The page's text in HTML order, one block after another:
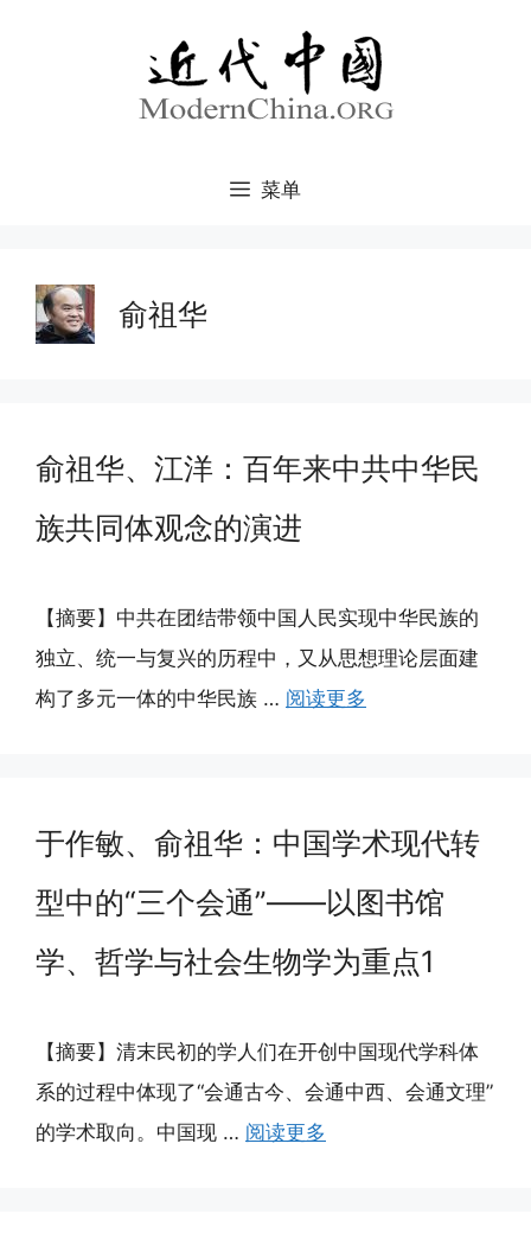
菜单
俞祖华
俞祖华、江洋：百年来中共中华民
族共同体观念的演进
【摘要】中共在团结带领中国人民实现中华民族的
独立、统一与复兴的历程中，又从思想理论层面建
构了多元一体的中华民族 … 阅读更多
于作敏、俞祖华：中国学术现代转
型中的“三个会通”——以图书馆
学、哲学与社会生物学为重点1
【摘要】清末民初的学人们在开创中国现代学科体
系的过程中体现了“会通古今、会通中西、会通文理”
的学术取向。中国现 … 阅读更多